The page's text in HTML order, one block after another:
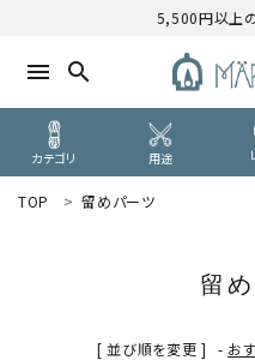
5,500円以上
menu search
カテゴリ 用途
TOP 留めパーツ
留
[ 並び順を変更 ] - お